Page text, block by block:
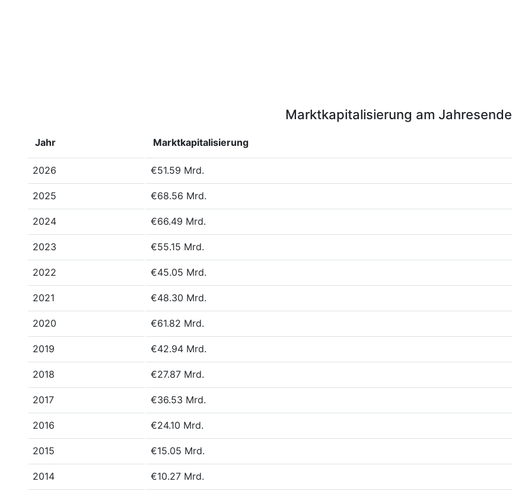
Marktkapitalisierung am Jahresende
Jahr Marktkapitalisierung
2026 €51.59 Mrd.
2025 €68.56 Mrd.
2024 €66.49 Mrd.
2023 €55.15 Mrd.
2022 €45.05 Mrd.
2021 €48.30 Mrd.
2020 €61.82 Mrd.
2019 €42.94 Mrd.
2018 €27.87 Mrd.
2017 €36.53 Mrd.
2016 €24.10 Mrd.
2015 €15.05 Mrd.
2014 €10.27 Mrd.